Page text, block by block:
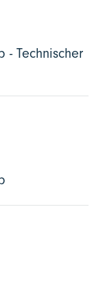
- Technischer